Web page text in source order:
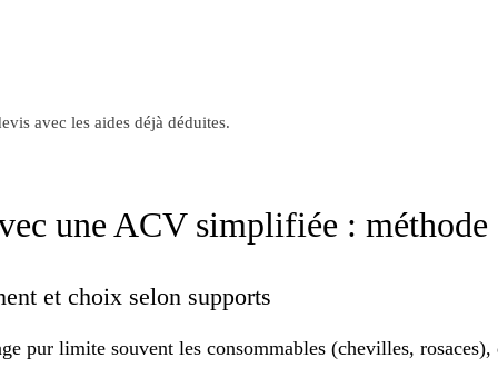
avec les aides déjà déduites.
une ACV simplifiée :
et choix selon supports
pur limite souvent les consommables (chevilles,